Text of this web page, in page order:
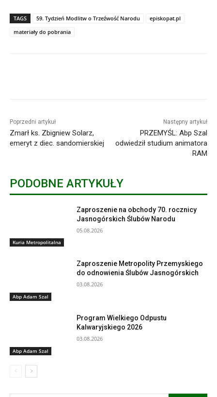
TAGS 59. Tydzień Modlitw o Trzeźwość Narodu
episkopat.pl
materiały do pobrania
Poprzedni artykuł
Zmarł ks. Zbigniew Solarz,
emeryt z diec. sandomierskiej
Następny artykuł
PRZEMYŚL: Abp Szal
odwiedził studium animatora
RAM
PODOBNE ARTYKUŁY
Kuria Metropolitalna
Zaproszenie na obchody 70. rocznicy
Jasnogórskich Ślubów Narodu
05.08.2026
Abp Adam Szal
Zaproszenie Metropolity Przemyskiego
do odnowienia Ślubów Jasnogórskich
03.08.2026
Abp Adam Szal
Program Wielkiego Odpustu
Kalwaryjskiego 2026
03.08.2026